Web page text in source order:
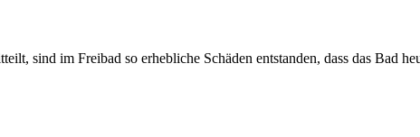
sind im Freibad so erhebliche Schäden entstanden, dass das Bad